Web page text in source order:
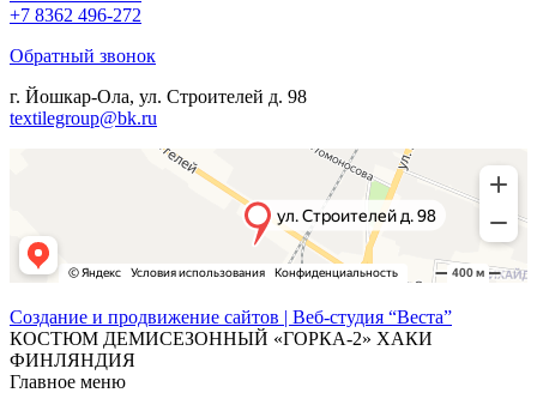
+7 8362 496-272
Обратный звонок
г. Йошкар-Ола, ул. Строителей д. 98
textilegroup@bk.ru
Создание и продвижение сайтов | Веб-студия “Веста”
КОСТЮМ ДЕМИСЕЗОННЫЙ «ГОРКА-2» ХАКИ
ФИНЛЯНДИЯ
Главное меню